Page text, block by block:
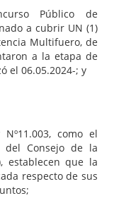
Público de
a cubrir UN (1)
Multifuero, de
a la etapa de
el 06.05.2024-; y
como el
del Consejo de la
establecen que la
respecto de sus